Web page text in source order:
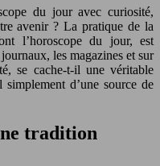
avenir ? La pratique de la
l’horoscope du jour, est
les magazines et sur
se cache-t-il une véritable
d’une source de
tradition